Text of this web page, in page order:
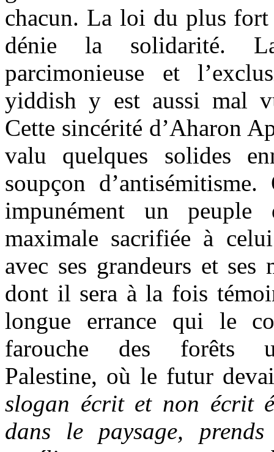
chacun. La loi du plus
dénie la solidarité.
parcimonieuse et
yiddish y est aussi mal
Cette sincérité d’Aharon
valu quelques solides
soupçon
impunément un
maximale sacrifiée à
avec ses grandeurs et ses
dont il sera à la fois
longue errance qui le
farouche des forêts
Palestine, où le futur
slogan écrit et non écrit
dans le paysage,